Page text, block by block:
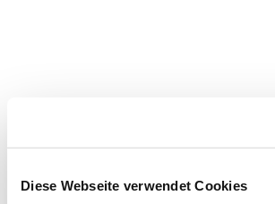
Diese Webseite verwendet Cookies